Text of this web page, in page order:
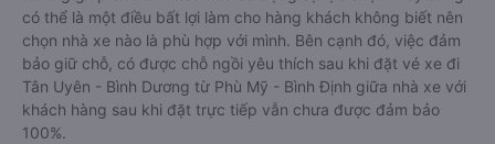
có thể là một điều bất lợi làm cho hàng khách không biết nên
chọn nhà xe nào là phù hợp với mình. Bên cạnh đó, việc đảm
bảo giữ chỗ, có được chỗ ngồi yêu thích sau khi đặt vé xe đi
Tân Uyên - Bình Dương từ Phù Mỹ - Bình Định giữa nhà xe với
khách hàng sau khi đặt trực tiếp vẫn chưa được đảm bảo
100%.